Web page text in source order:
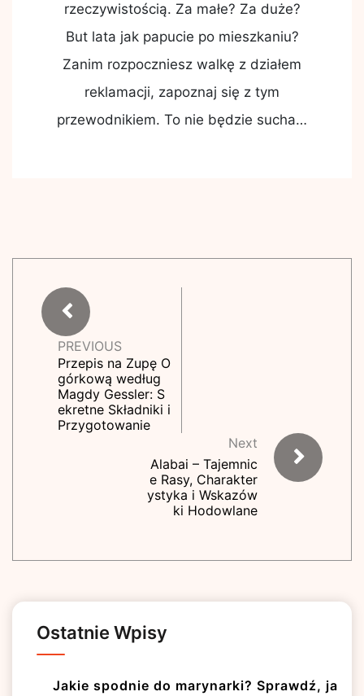
rzeczywistością. Za małe? Za duże?
But lata jak papucie po mieszkaniu?
Zanim rozpoczniesz walkę z działem
reklamacji, zapoznaj się z tym
przewodnikiem. To nie będzie sucha…
PREVIOUS
Przepis na Zupę O
górkową według
Magdy Gessler: S
ekretne Składniki i
Przygotowanie
Next
Alabai – Tajemnic
e Rasy, Charakter
ystyka i Wskazów
ki Hodowlane
Ostatnie Wpisy
Jakie spodnie do marynarki? Sprawdź, ja